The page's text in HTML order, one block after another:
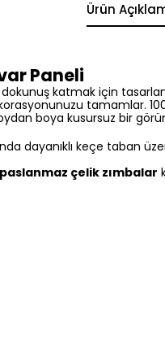
Ürün
Paneli
dokunuş katmak için
tamamlar.
boya kusursuz bir
dayanıklı keçe taban
paslanmaz çelik zımbalar